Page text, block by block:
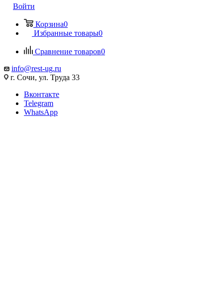
Войти
Корзина0
Избранные товары0
Сравнение товаров0
info@rest-ug.ru
г. Сочи, ул. Труда 33
Вконтакте
Telegram
WhatsApp